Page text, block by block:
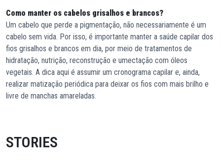
Como manter os cabelos grisalhos e brancos?
Um cabelo que perde a pigmentação, não necessariamente é um
cabelo sem vida. Por isso, é importante manter a saúde capilar dos
fios grisalhos e brancos em dia, por meio de tratamentos de
hidratação, nutrição, reconstrução e umectação com óleos
vegetais. A dica aqui é assumir um cronograma capilar e, ainda,
realizar matização periódica para deixar os fios com mais brilho e
livre de manchas amareladas.
STORIES